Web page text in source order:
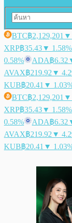
BTC฿2,129,201 ▼
XRP฿35.43▼ 1.58%
0.58%
ADA฿6.32
AVAX฿219.92 ▼
KUB฿20.41 ▼
BTC฿2,129,201 ▼
XRP฿35.43▼ 1.58%
0.58%
ADA฿6.32
AVAX฿219.92 ▼
KUB฿20.41 ▼